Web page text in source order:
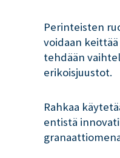
Perinteisten
voidaan
tehdään
erikoisjuustot.
Rahkaa
entistä